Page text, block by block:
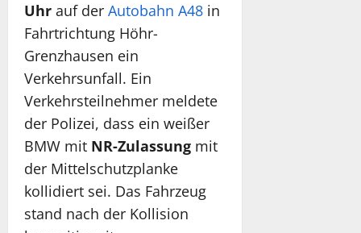
Uhr auf der Autobahn A48 in
Fahrtrichtung Höhr-
Grenzhausen ein
Verkehrsunfall. Ein
Verkehrsteilnehmer meldete
der Polizei, dass ein weißer
BMW mit NR-Zulassung mit
der Mittelschutzplanke
kollidiert sei. Das Fahrzeug
stand nach der Kollision